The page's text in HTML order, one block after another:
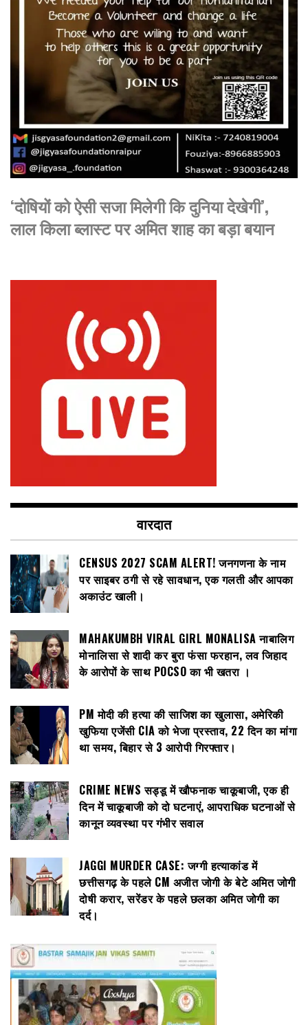
‘दोषियों को ऐसी सजा मिलेगी कि दुनिया देखेगी’,
लाल किला ब्लास्ट पर अमित शाह का बड़ा बयान
वारदात
CENSUS 2027 SCAM ALERT! जनगणना के नाम
पर साइबर ठगी से रहे सावधान, एक गलती और आपका
अकाउंट खाली।
MAHAKUMBH VIRAL GIRL MONALISA नाबालिग
मोनालिसा से शादी कर बुरा फंसा फरहान, लव जिहाद
के आरोपों के साथ POCSO का भी खतरा ।
PM मोदी की हत्या की साजिश का खुलासा, अमेरिकी
खुफिया एजेंसी CIA को भेजा प्रस्ताव, 22 दिन का मांगा
था समय, बिहार से 3 आरोपी गिरफ्तार।
CRIME NEWS सड्डू में खौफनाक चाकूबाजी, एक ही
दिन में चाकूबाजी को दो घटनाएं, आपराधिक घटनाओं से
कानून व्यवस्था पर गंभीर सवाल
JAGGI MURDER CASE: जग्गी हत्याकांड में
छत्तीसगढ़ के पहले CM अजीत जोगी के बेटे अमित जोगी
दोषी करार, सरेंडर के पहले छलका अमित जोगी का
दर्द।